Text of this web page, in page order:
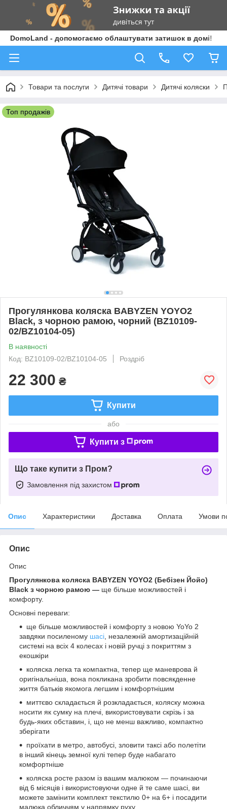
DomoLand - допомогаємо облаштувати затишок в домі!
Товари та послуги Дитячі товари Дитячі коляски
Топ продажів
Прогулянкова коляска BABYZEN YOYO2
Black, з чорною рамою, чорний (BZ10109-
02/BZ10104-05)
В наявності
Код: BZ10109-02/BZ10104-05
Роздріб
22 300 ₴
Купити
або
Купити з
Що таке купити з Пром?
Замовлення під захистом
Опис Характеристики Доставка Оплата Умови
Опис
Опис
Прогулянкова коляска BABYZEN YOYO2 (Бебізен Йойо)
Black з чорною рамою — ще більше можливостей і
комфорту.
Основні переваги:
ще більше можливостей і комфорту з новою YoYo 2
завдяки посиленому шасі , незалежній амортизаційній
системі на всіх 4 колесах і новій ручці з покриттям з
екошкіри
коляска легка та компактна, тепер ще маневрова й
оригінальніша, вона покликана зробити повсякденне
життя батьків якомога легшим і комфортнішим
миттєво складається й розкладається, коляску можна
носити як сумку на плечі, використовувати скрізь і за
будь-яких обставин, і, що не менш важливо, компактно
зберігати
проїхати в метро, автобусі, зловити таксі або полетіти
в інший кінець земної кулі тепер буде набагато
комфортніше
коляска росте разом із вашим малюком — починаючи
від 6 місяців і використовуючи одне й те саме шасі, ви
можете замінити комплект текстилю 0+ на 6+ і посадити
малюка обличчям у напрямку руху